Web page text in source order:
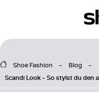
Shoe Fashion
Blog
Scandi Look – So stylst du den